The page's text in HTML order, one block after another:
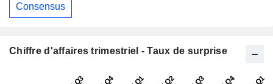
Consensus
Chiffre d'affaires trimestriel - Taux de surprise